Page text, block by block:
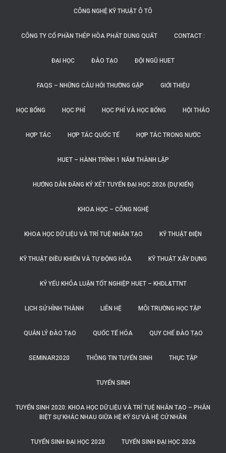
CÔNG NGHỆ KỸ THUẬT Ô TÔ
CÔNG TY CỔ PHẦN THÉP HÒA PHÁT DUNG QUẤT CONTACT :
ĐẠI HỌC ĐÀO TẠO ĐỘI NGŨ HUET
FAQS – NHỮNG CÂU HỎI THƯỜNG GẶP GIỚI THIỆU
HỌC BỔNG HỌC PHÍ HỌC PHÍ VÀ HỌC BỔNG HỘI THẢO
HỢP TÁC HỢP TÁC QUỐC TẾ HỢP TÁC TRONG NƯỚC
HUET – HÀNH TRÌNH 1 NĂM THÀNH LẬP
HƯỚNG DẪN ĐĂNG KÝ XÉT TUYỂN ĐẠI HỌC 2026 (DỰ KIẾN)
KHOA HỌC – CÔNG NGHỆ
KHOA HỌC DỮ LIỆU VÀ TRÍ TUỆ NHÂN TẠO KỸ THUẬT ĐIỆN
KỸ THUẬT ĐIỀU KHIỂN VÀ TỰ ĐỘNG HÓA KỸ THUẬT XÂY DỰNG
KỶ YẾU KHÓA LUẬN TỐT NGHIỆP HUET – KHDL&TTNT
LỊCH SỬ HÌNH THÀNH LIÊN HỆ MÔI TRƯỜNG HỌC TẬP
QUẢN LÝ ĐÀO TẠO QUỐC TẾ HÓA QUY CHẾ ĐÀO TẠO
SEMINAR2020 THÔNG TIN TUYỂN SINH THỰC TẬP
TUYỂN SINH
TUYỂN SINH 2020: KHOA HỌC DỮ LIỆU VÀ TRÍ TUỆ NHÂN TẠO – PHÂN
BIỆT SỰ KHÁC NHAU GIỮA HỆ KỸ SƯ VÀ HỆ CỬ NHÂN
TUYỂN SINH ĐẠI HỌC 2020 TUYỂN SINH ĐẠI HỌC 2026